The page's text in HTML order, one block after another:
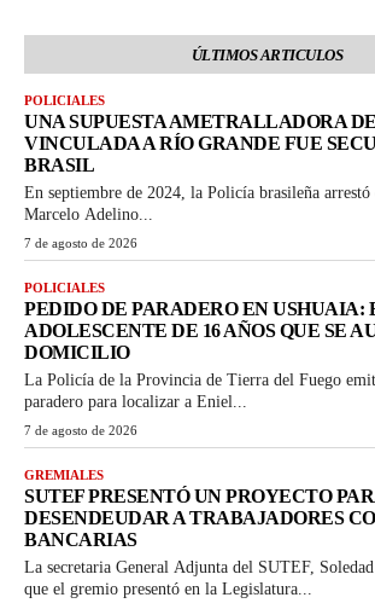
ÚLTIMOS ARTICULOS
POLICIALES
UNA SUPUESTA AMETRALLADORA
VINCULADA A RÍO GRANDE FUE
BRASIL
En septiembre de 2024, la Policía brasileña arrestó
Marcelo Adelino...
7 de agosto de 2026
POLICIALES
PEDIDO DE PARADERO EN USHUAIA:
ADOLESCENTE DE 16 AÑOS QUE SE
DOMICILIO
La Policía de la Provincia de Tierra del Fuego
paradero para localizar a Eniel...
7 de agosto de 2026
GREMIALES
SUTEF PRESENTÓ UN PROYECTO
DESENDEUDAR A TRABAJADORES
BANCARIAS
La secretaria General Adjunta del SUTEF,
que el gremio presentó en la Legislatura...